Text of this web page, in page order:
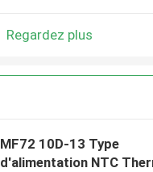
Regardez plus
MF72 10D-13 Type
d'alimentation NTC